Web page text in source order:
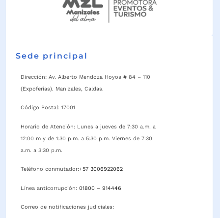
Sede principal
Dirección: Av. Alberto Mendoza Hoyos # 84 – 110
(Expoferias). Manizales, Caldas.
Código Postal: 17001
Horario de Atención: Lunes a jueves de 7:30 a.m. a
12:00 m y de 1:30 p.m. a 5:30 p.m. Viernes de 7:30
a.m. a 3:30 p.m.
Teléfono conmutador:+57 3006922062
Línea anticorrupción: 01800 – 914446
Correo de notificaciones judiciales: